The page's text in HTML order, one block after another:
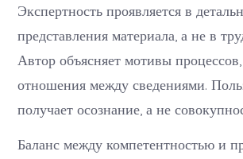
Экспертность проявляется в
представления материала, а не в
Автор объясняет мотивы
отношения между сведениями.
получает осознание, а не
Баланс между компетентностью и